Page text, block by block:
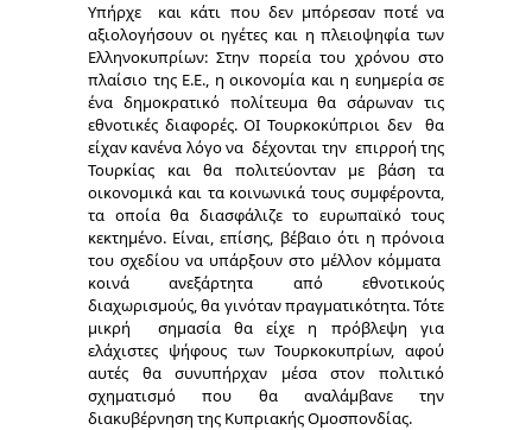
Υπήρχε και κάτι που δεν μπόρεσαν ποτέ να
αξιολογήσουν οι ηγέτες και η πλειοψηφία των
Ελληνοκυπρίων: Στην πορεία του χρόνου στο
πλαίσιο της Ε.Ε., η οικονομία και η ευημερία σε
ένα δημοκρατικό πολίτευμα θα σάρωναν τις
εθνοτικές διαφορές. ΟΙ Τουρκοκύπριοι δεν θα
είχαν κανένα λόγο να δέχονται την επιρροή της
Τουρκίας και θα πολιτεύονταν με βάση τα
οικονομικά και τα κοινωνικά τους συμφέροντα,
τα οποία θα διασφάλιζε το ευρωπαϊκό τους
κεκτημένο. Είναι, επίσης, βέβαιο ότι η πρόνοια
του σχεδίου να υπάρξουν στο μέλλον κόμματα
κοινά ανεξάρτητα από εθνοτικούς
διαχωρισμούς, θα γινόταν πραγματικότητα. Τότε
μικρή σημασία θα είχε η πρόβλεψη για
ελάχιστες ψήφους των Τουρκοκυπρίων, αφού
αυτές θα συνυπήρχαν μέσα στον πολιτικό
σχηματισμό που θα αναλάμβανε την
διακυβέρνηση της Κυπριακής Ομοσπονδίας.